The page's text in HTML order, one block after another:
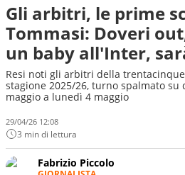
Gli arbitri, le prime
Tommasi: Doveri
un baby all'Inter,
Resi noti gli arbitri della
stagione 2025/26, turno spalmato
maggio a lunedì 4 maggio
29/04/26 12:08
3 min di lettura
Fabrizio Piccolo